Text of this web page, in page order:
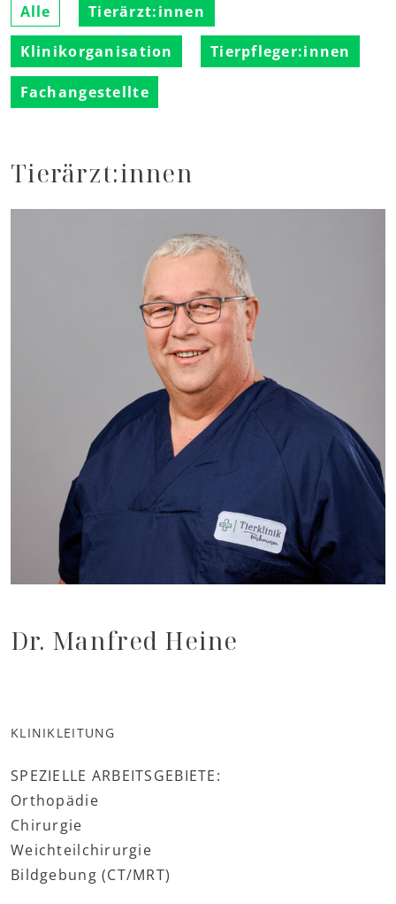
Alle Tierärzt:innen
Klinikorganisation Tierpfleger:innen
Fachangestellte
Tierärzt:innen
Dr. Manfred Heine
KLINIKLEITUNG
SPEZIELLE ARBEITSGEBIETE:
Orthopädie
Chirurgie
Weichteilchirurgie
Bildgebung (CT/MRT)